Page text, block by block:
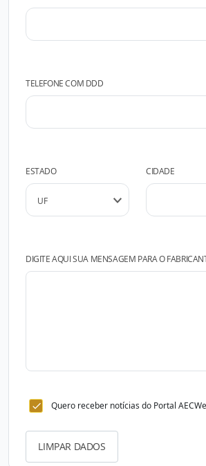
TELEFONE COM DDD
ESTADO CIDADE
DIGITE AQUI SUA MENSAGEM PARA O
Quero receber notícias do Portal
LIMPAR DADOS